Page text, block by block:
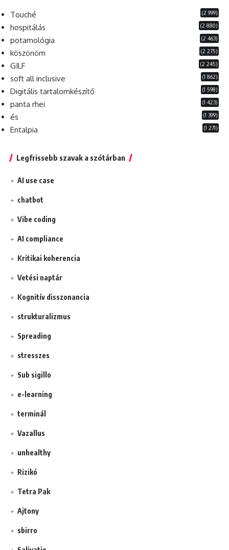
Touché (2 999)
hospitálás (2 880)
potamológia (2 463)
köszönöm (2 275)
GILF (2 245)
soft all inclusive (1 862)
Digitális tartalomkészítő (1 598)
panta rhei (1 423)
és (1 399)
Entalpia (1 271)
Legfrissebb szavak a szótárban
AI use case
chatbot
Vibe coding
AI compliance
Kritikai koherencia
Vetési naptár
Kognitív disszonancia
strukturalizmus
Spreading
stresszes
Sub sigillo
e-learning
terminál
Vazallus
unhealthy
Rizikó
Tetra Pak
Ajtony
sbirro